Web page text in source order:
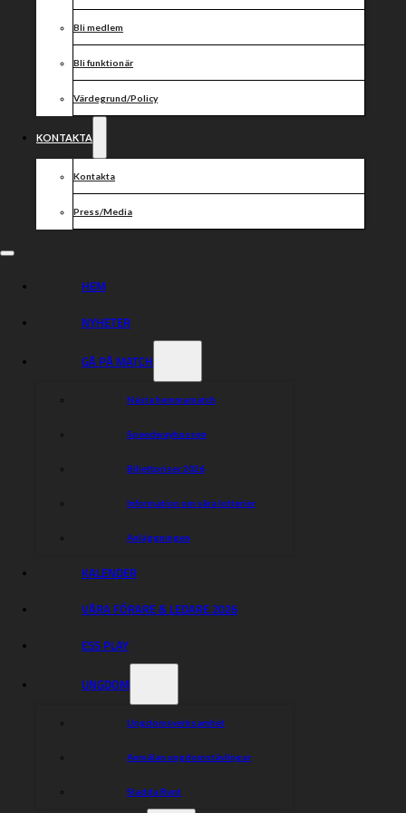
Bli medlem
Bli funktionär
Värdegrund/Policy
KONTAKTA
Kontakta
Press/Media
HEM
NYHETER
GÅ PÅ MATCH
Nästa hemmamatch
Speedwaybussen
Biljettpriser 2026
Information om våra lotterier
Anläggningen
KALENDER
VÅRA FÖRARE & LEDARE 2026
ESS PLAY
UNGDOM
Ungdomsverksamhet
Anmälan ungdomstävlingar
Sladda Runt
FogTeam
Frank Mälardalen AB
Färgbolaget i Torshälla AB
G.A. Gräv & Entr
GA Johansson
Golvinstallationer i Eskilstuna AB
Handelsbanken
Herok AB
Industridepån
Kjula El AB
Måleri Partner AB
Mälardalens Värmepumpscenter AB
Niclas Malmström Byggare AB
NJ El AB
Peters Tak & Montage
Svealands Maskin & Montage AB
Tuna Entreprenad
Vulkarna i Arboga
Dela nyheten: